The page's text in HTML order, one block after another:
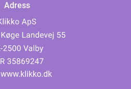
Adress
www.klikko.dk